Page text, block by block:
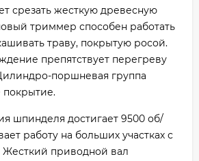
срезать жесткую древесную
триммер способен работать
траву, покрытую росой.
препятствует перегреву
поршневая группа
покрытие.
шпинделя достигает 9500 об/
работу на больших участках с
Жесткий приводной вал